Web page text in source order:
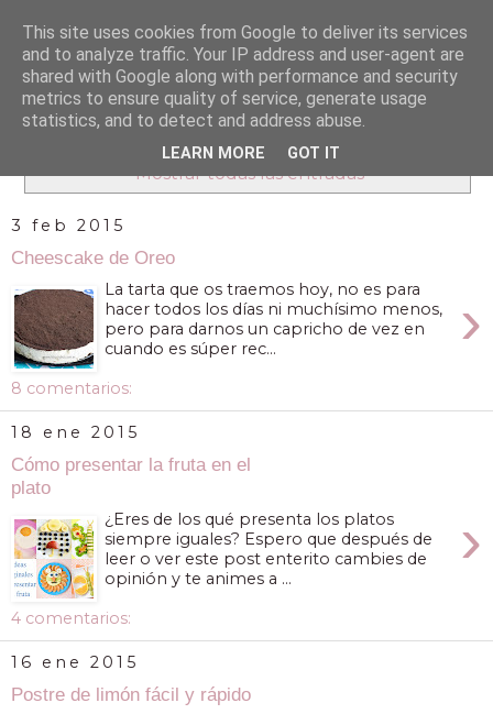
Mostrando entradas con la etiqueta
Mostrar todas las entradas
3 feb 2015
Cheescake de Oreo
›
La tarta que os traemos hoy, no es para
hacer todos los días ni muchísimo menos,
pero para darnos un capricho de vez en
cuando es súper rec...
8 comentarios:
18 ene 2015
Cómo presentar la fruta en el
plato
›
¿Eres de los qué presenta los platos
siempre iguales? Espero que después de
leer o ver este post enterito cambies de
opinión y te animes a ...
4 comentarios:
16 ene 2015
Postre de limón fácil y rápido
This site uses cookies from Google to deliver its services
and to analyze traffic. Your IP address and user-agent are
shared with Google along with performance and security
metrics to ensure quality of service, generate usage
statistics, and to detect and address abuse.
LEARN MORE GOT IT